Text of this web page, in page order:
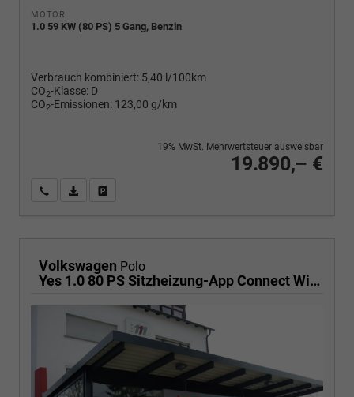
MOTOR
1.0 59 KW (80 PS) 5 Gang, Benzin
Verbrauch kombiniert: 5,40 l/100km
CO2-Klasse: D
CO2-Emissionen: 123,00 g/km
19.890,– €
19% MwSt. Mehrwertsteuer ausweisbar
Wir rufen Sie anPDF-Fahrzeugexposé drucken
Volkswagen Polo
Yes 1.0 80 PS Sitzheizung-App Connect Wireless-Einparkhilfe-Klima-Sofort